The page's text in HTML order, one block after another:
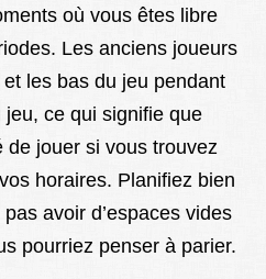
où vous êtes libre
Les anciens joueurs
les bas du jeu pendant
jeu, ce qui signifie que
de jouer si vous trouvez
horaires. Planifiez bien
avoir d’espaces vides
pourriez penser à parier.